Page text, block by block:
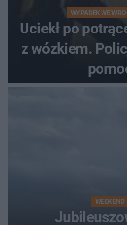
WYPADEK WE
Uciekł po
z wózkiem.
WEEKEND